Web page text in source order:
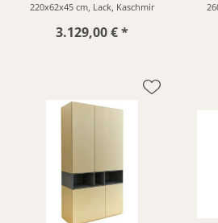
220x62x45 cm, Lack, Kaschmir
3.129,00 € *